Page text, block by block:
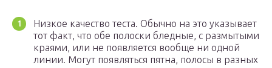
Низкое качество теста. Обычно на это указывает
тот факт, что обе полоски бледные, с размытыми
краями, или не появляется вообще ни одной
линии. Могут появляться пятна, полосы в разных